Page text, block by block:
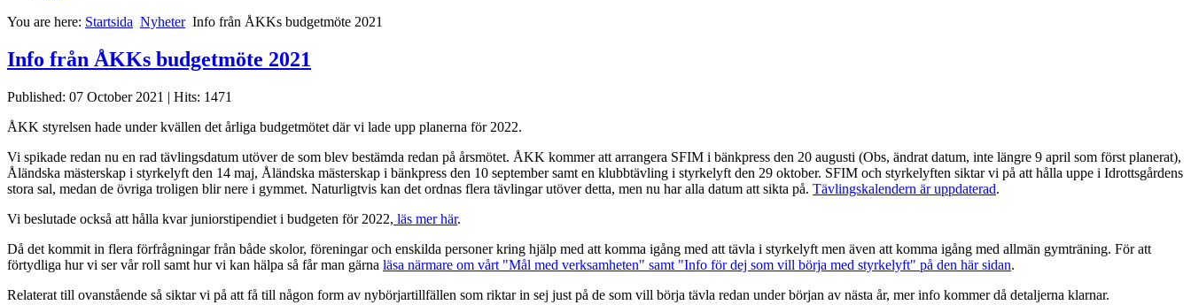
You are here: Startsida Nyheter Info från ÅKKs budgetmöte 2021
Info från ÅKKs budgetmöte 2021
Published: 07 October 2021 | Hits: 1471
ÅKK styrelsen hade under kvällen det årliga budgetmötet där vi lade upp planerna för 2022.
Vi spikade redan nu en rad tävlingsdatum utöver de som blev bestämda redan på årsmötet. ÅKK kommer att arrangera SFIM i bänkpress den 20 augusti (Obs, ändrat datum, inte längre 9 april som först planerat),
Åländska mästerskap i styrkelyft den 14 maj, Åländska mästerskap i bänkpress den 10 september samt en klubbtävling i styrkelyft den 29 oktober. SFIM och styrkelyften siktar vi på att hålla uppe i Idrottsgårdens
stora sal, medan de övriga troligen blir nere i gymmet. Naturligtvis kan det ordnas flera tävlingar utöver detta, men nu har alla datum att sikta på. Tävlingskalendern är uppdaterad.
Vi beslutade också att hålla kvar juniorstipendiet i budgeten för 2022, läs mer här.
Då det kommit in flera förfrågningar från både skolor, föreningar och enskilda personer kring hjälp med att komma igång med att tävla i styrkelyft men även att komma igång med allmän gymträning. För att
förtydliga hur vi ser vår roll samt hur vi kan hälpa så får man gärna läsa närmare om vårt "Mål med verksamheten" samt "Info för dej som vill börja med styrkelyft" på den här sidan.
Relaterat till ovanstående så siktar vi på att få till någon form av nybörjartillfällen som riktar in sej just på de som vill börja tävla redan under början av nästa år, mer info kommer då detaljerna klarnar.